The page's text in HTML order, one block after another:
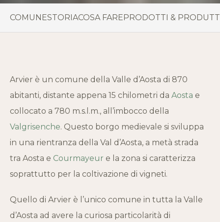
COMUNESTORIACOSA FARE PRODOTTI &
Arvier è un comune della Valle d’Aosta di 870
abitanti, distante appena 15 chilometri da Aosta e
collocato a 780 m.s.l.m., all’imbocco della
Valgrisenche. Questo borgo medievale si sviluppa
in una rientranza della Val d’Aosta, a metà strada
tra Aosta e Courmayeur e la zona si caratterizza
soprattutto per la coltivazione di vigneti.
Quello di Arvier è l’unico comune in tutta la Valle
d’Aosta ad avere la curiosa particolarità di